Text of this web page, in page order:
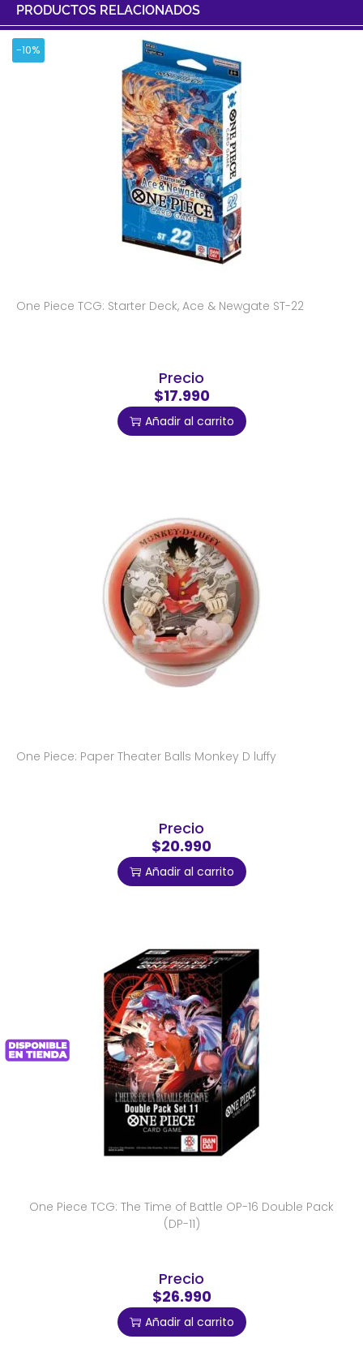
PRODUCTOS RELACIONADOS
-10%
One Piece TCG: Starter Deck, Ace & Newgate ST-22
Precio
$17.990
Añadir al carrito
One Piece: Paper Theater Balls Monkey D luffy
Precio
$20.990
Añadir al carrito
One Piece TCG: The Time of Battle OP-16 Double Pack
(DP-11)
Precio
$26.990
Añadir al carrito